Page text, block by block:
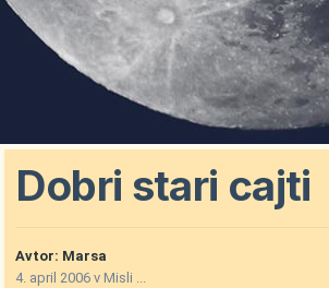
Dobri stari cajti
Avtor: Marsa
4. april 2006 vMisli ...